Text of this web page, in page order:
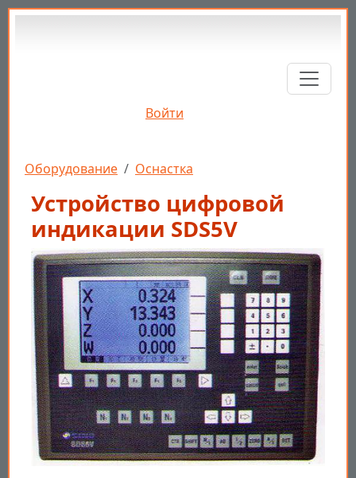
Перейти к основному содержанию
Войти
Строка навигации
Оборудование Оснастка
Устройство цифровой
индикации SDS5V